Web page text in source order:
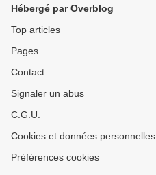
Hébergé par Overblog
Top articles
Pages
Contact
Signaler un abus
C.G.U.
Cookies et données personnelles
Préférences cookies